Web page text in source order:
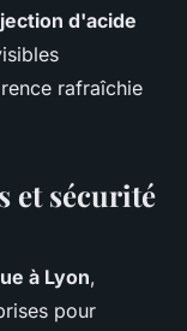
d'acide
rafraîchie
et sécurité
à Lyon,
pour